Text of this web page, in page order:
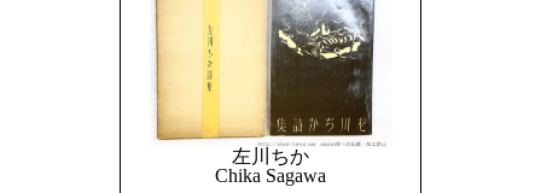
左川ちか
Chika Sagawa